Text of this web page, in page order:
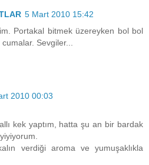
5 Mart 2010 15:42
Portakal bitmek üzereyken bol bol
Sevgiler...
2010 00:03
kek yaptım, hatta şu an bir bardak
verdiği aroma ve yumuşaklıkla